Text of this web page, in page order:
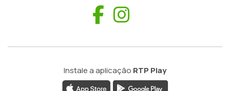
Facebook
Instale a aplicação RTP Play